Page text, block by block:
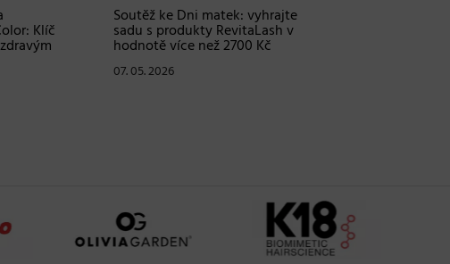
Soutěž ke Dni matek: vyhrajte
sadu s produkty RevitaLash v
hodnotě více než 2700 Kč
07. 05. 2026